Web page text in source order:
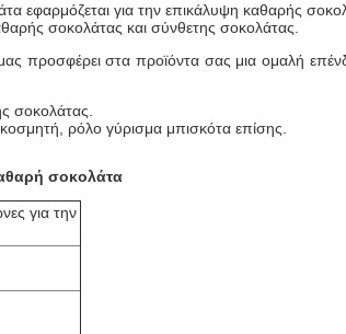
εφαρμόζεται για την επικάλυψη καθαρής
σοκολάτας και σύνθετης σοκολάτας.
προσφέρει στα προϊόντα σας μια ομαλή
σοκολάτας.
ρόλο γύρισμα μπισκότα επίσης.
σοκολάτα
για την